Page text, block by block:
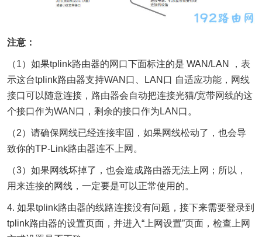
注意：
（1）如果tplink路由器的网口下面标注的是 WAN/LAN ，表
示这台tplink路由器支持WAN口、LAN口 自适应功能，网线
接口可以随意连接，路由器会自动把连接光猫/宽带网线的这
个接口作为WAN口，剩余的接口作为LAN口。
（2）请确保网线已经连接牢固，如果网线松动了，也会导
致你的TP-Link路由器连不上网。
（3）如果网线坏掉了，也会造成路由器无法上网；所以，
用来连接的网线，一定要是可以正常使用的。
4. 如果tplink路由器的线路连接没有问题，接下来需要登录到
tplink路由器的设置页面，并进入“上网设置”页面，检查上网